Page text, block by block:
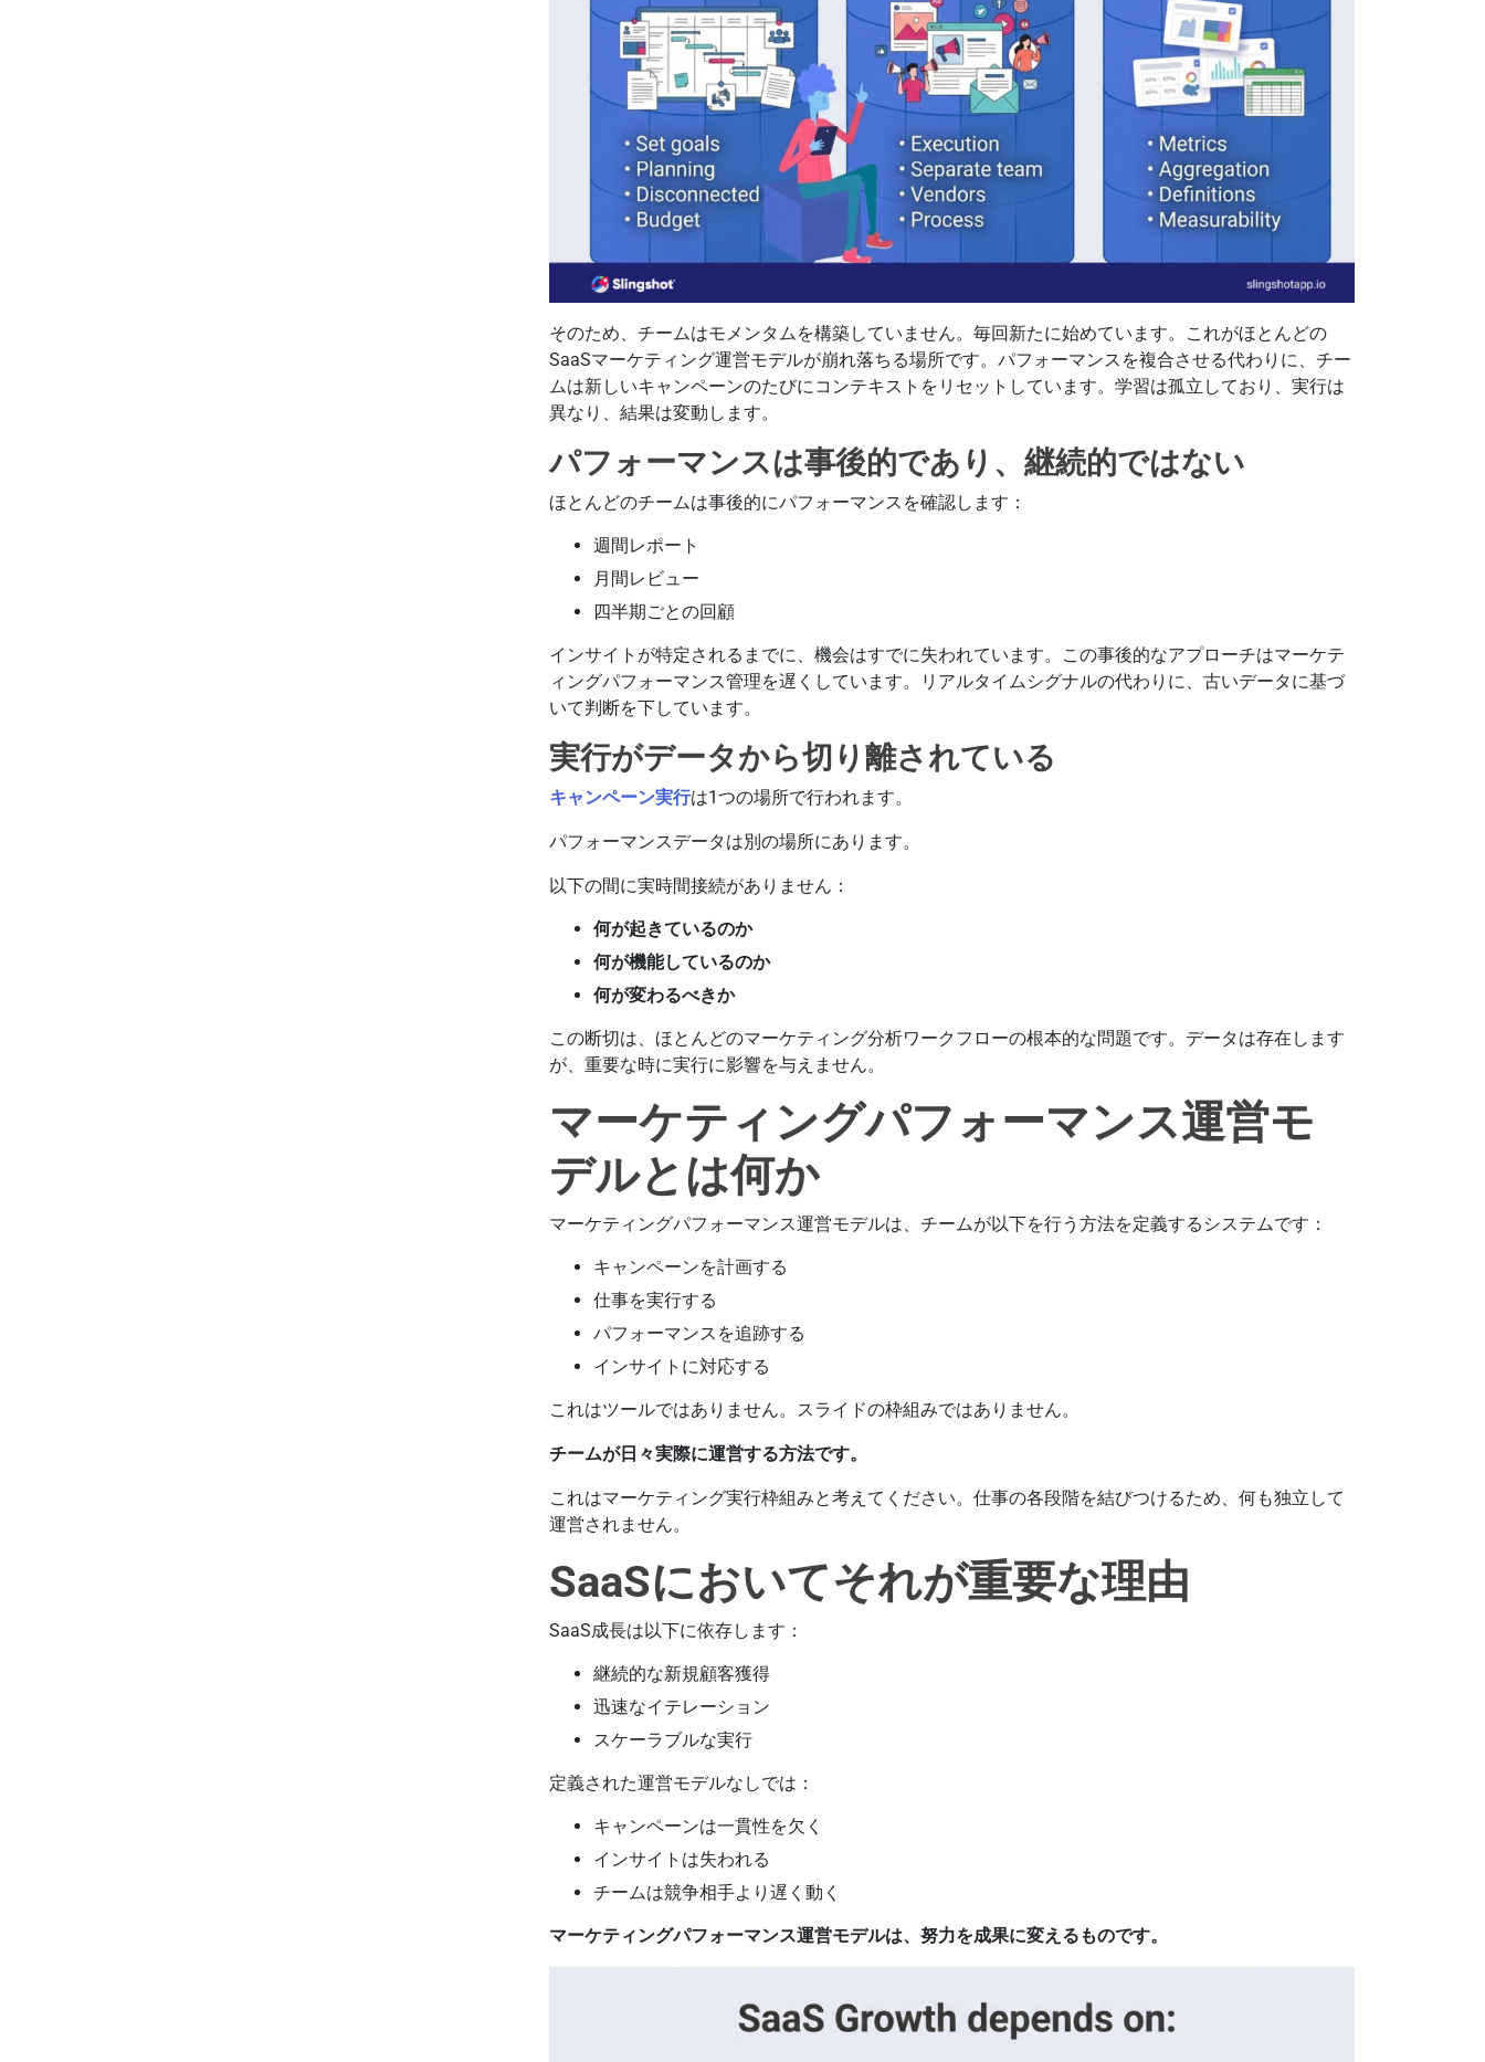
そのため、チームはモメンタムを構築していません。毎回新たに始めています。これがほとんどの
SaaSマーケティング運営モデルが崩れ落ちる場所です。パフォーマンスを複合させる代わりに、チー
ムは新しいキャンペーンのたびにコンテキストをリセットしています。学習は孤立しており、実行は
異なり、結果は変動します。
パフォーマンスは事後的であり、継続的ではない
ほとんどのチームは事後的にパフォーマンスを確認します：
週間レポート
月間レビュー
四半期ごとの回顧
インサイトが特定されるまでに、機会はすでに失われています。この事後的なアプローチはマーケテ
ィングパフォーマンス管理を遅くしています。リアルタイムシグナルの代わりに、古いデータに基づ
いて判断を下しています。
実行がデータから切り離されている
キャンペーン実行は1つの場所で行われます。
パフォーマンスデータは別の場所にあります。
以下の間に実時間接続がありません：
何が起きているのか
何が機能しているのか
何が変わるべきか
この断切は、ほとんどのマーケティング分析ワークフローの根本的な問題です。データは存在します
が、重要な時に実行に影響を与えません。
マーケティングパフォーマンス運営モ
デルとは何か
マーケティングパフォーマンス運営モデルは、チームが以下を行う方法を定義するシステムです：
キャンペーンを計画する
仕事を実行する
パフォーマンスを追跡する
インサイトに対応する
これはツールではありません。スライドの枠組みではありません。
チームが日々実際に運営する方法です。
これはマーケティング実行枠組みと考えてください。仕事の各段階を結びつけるため、何も独立して
運営されません。
SaaSにおいてそれが重要な理由
SaaS成長は以下に依存します：
継続的な新規顧客獲得
迅速なイテレーション
スケーラブルな実行
定義された運営モデルなしでは：
キャンペーンは一貫性を欠く
インサイトは失われる
チームは競争相手より遅く動く
マーケティングパフォーマンス運営モデルは、努力を成果に変えるものです。